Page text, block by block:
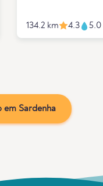
134.2 km 4.3 5.0
em Sardenha